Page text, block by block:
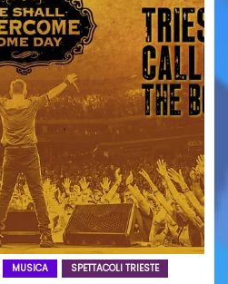
MUSICA SPETTACOLI TRIESTE